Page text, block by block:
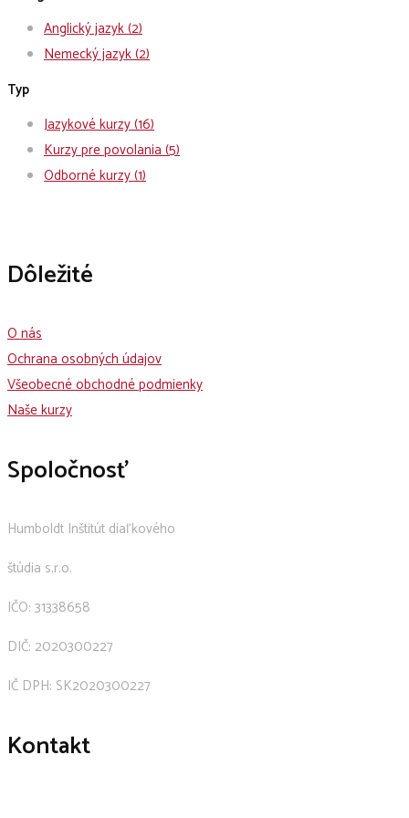
Anglický jazyk(2)
Nemecký jazyk(2)
Typ
Jazykové kurzy(16)
Kurzy pre povolania(5)
Odborné kurzy(1)
Dôležité
O nás
Ochrana osobných údajov
Všeobecné obchodné podmienky
Naše kurzy
Spoločnosť
Humboldt Inštitút diaľkového
štúdia s.r.o.
IČO: 31338658
DIČ: 2020300227
IČ DPH: SK2020300227
Kontakt